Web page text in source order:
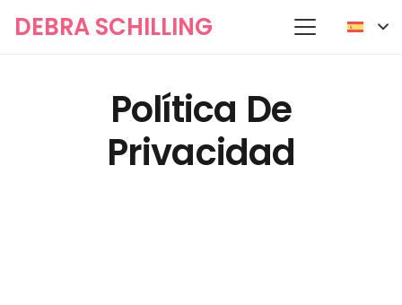
DEBRA SCHILLING
Política De
Privacidad